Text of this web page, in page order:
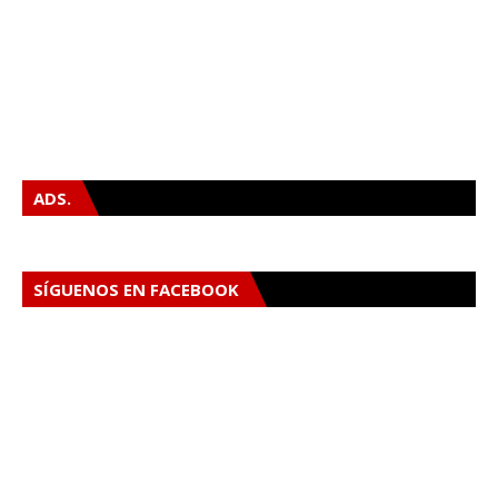
ADS.
SÍGUENOS EN FACEBOOK